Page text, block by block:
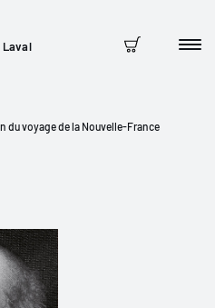
Laval
Panier
du voyage de la Nouvelle-France
le lien